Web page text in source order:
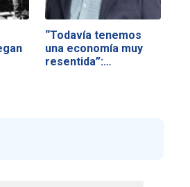
“Todavía tenemos
una economía muy
resentida”:…